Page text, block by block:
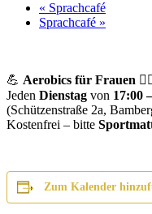
« Sprachcafé
Sprachcafé »
💪 Aerobics für Frauen
Jeden Dienstag von 17:00
(Schützenstraße 2a,
Kostenfrei – bitte
Zum Kalender